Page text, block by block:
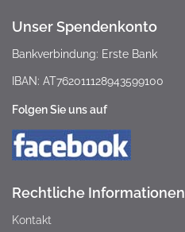
Unser Spendenkonto
Bankverbindung: Erste Bank
IBAN: AT762011128943599100
Folgen Sie uns auf
Rechtliche Informationen
Kontakt